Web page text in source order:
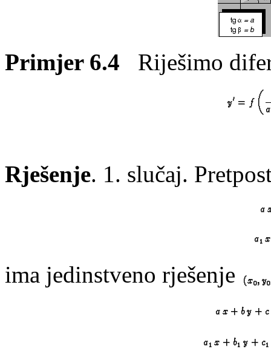
Primjer 6.4 Riješimo
Rješenje. 1. slučaj.
ima jedinstveno rješenje